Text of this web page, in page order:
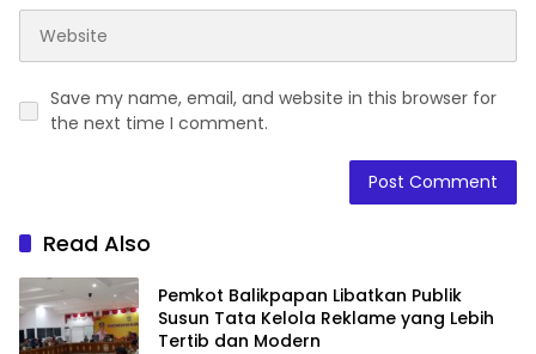
Save my name, email, and website in this browser for
the next time I comment.
Read Also
Pemkot Balikpapan Libatkan Publik
Susun Tata Kelola Reklame yang Lebih
Tertib dan Modern